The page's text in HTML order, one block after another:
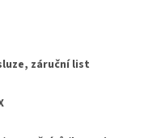
záruční list